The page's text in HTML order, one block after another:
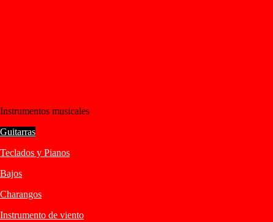
Instrumentos musicales
Guitarras
Teclados y Pianos
Bajos
Charangos
Instrumento de viento